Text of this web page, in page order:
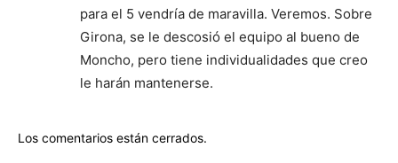
para el 5 vendría de maravilla. Veremos. Sobre
Girona, se le descosió el equipo al bueno de
Moncho, pero tiene individualidades que creo
le harán mantenerse.
Los comentarios están cerrados.